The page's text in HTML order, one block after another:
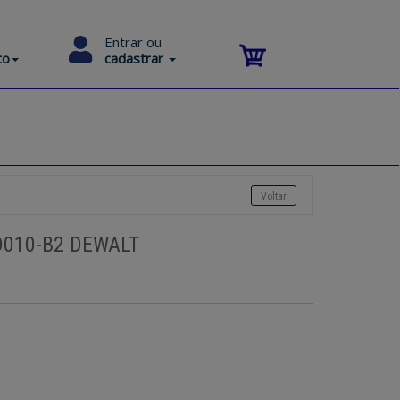
Entrar ou
cadastrar
B2 DEWALT